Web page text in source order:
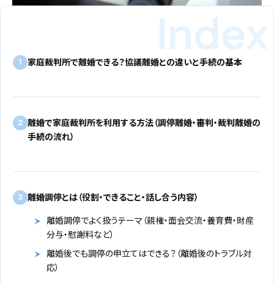
1 家庭裁判所で離婚できる？協議離婚との違いと手続の基本
2 離婚で家庭裁判所を利用する方法（調停離婚・審判・裁判離婚の
手続の流れ）
3 離婚調停とは（役割・できること・話し合う内容）
離婚調停でよく扱うテーマ（親権・面会交流・養育費・財産
分与・慰謝料など）
離婚後でも調停の申立てはできる？（離婚後のトラブル対
応）